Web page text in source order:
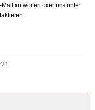
antworten oder uns unter
.